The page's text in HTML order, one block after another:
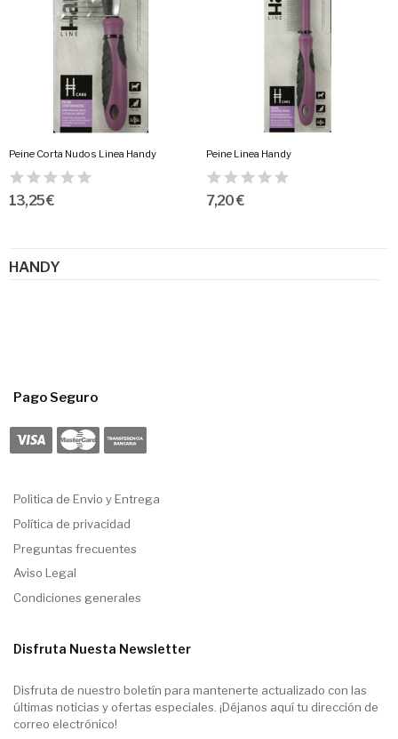
HANDY
Peine Corta Nudos Linea Handy
13,25 €
Peine Linea Handy
7,20 €
Pago Seguro
Politica de Envio y Entrega
Política de privacidad
Preguntas frecuentes
Aviso Legal
Condiciones generales
Disfruta Nuesta Newsletter
Disfruta de nuestro boletín para mantenerte actualizado con las
últimas noticias y ofertas especiales. ¡Déjanos aquí tu dirección de
correo electrónico!